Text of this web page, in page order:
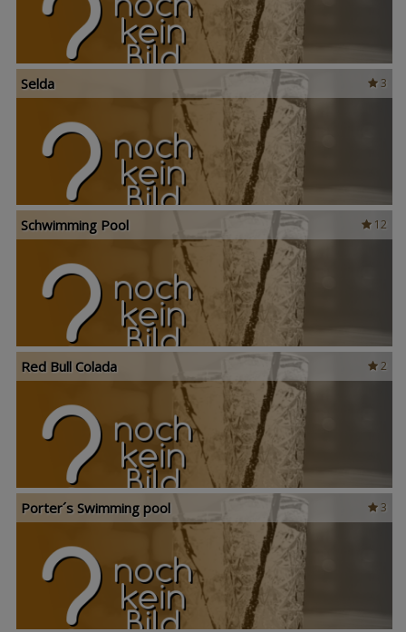
3
Selda
12
Schwimming Pool
2
Red Bull Colada
3
Porter´s Swimming pool